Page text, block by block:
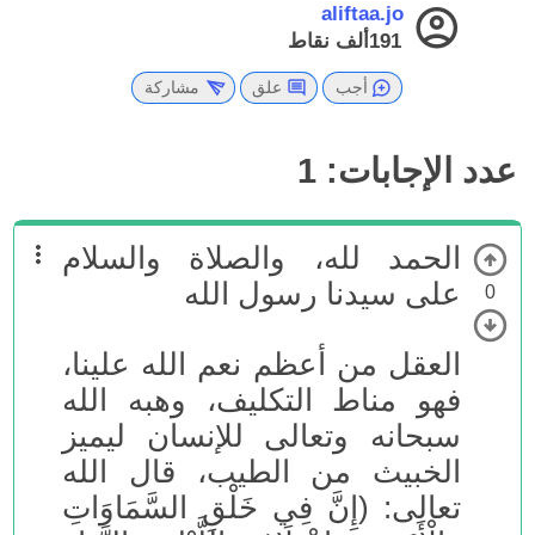
aliftaa.jo
191ألف
نقاط
أجب علق مشاركة
عدد الإجابات: 1
0
الحمد لله، والصلاة والسلام
على سيدنا رسول الله
العقل من أعظم نعم الله علينا،
فهو مناط التكليف، وهبه الله
سبحانه وتعالى للإنسان ليميز
الخبيث من الطيب، قال الله
تعالى: (إِنَّ فِي خَلْقِ السَّمَاوَاتِ